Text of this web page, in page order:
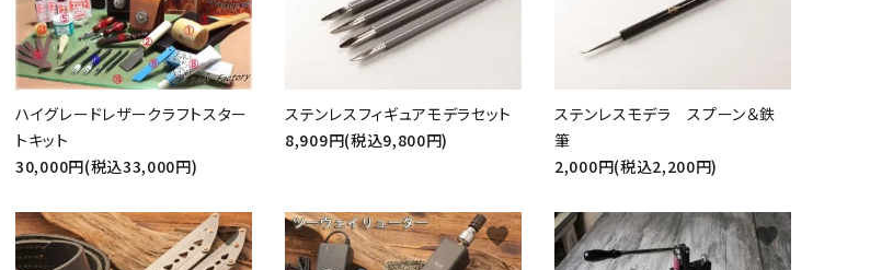
ハイグレードレザークラフトスター
トキット
30,000円(税込33,000円)
ステンレスフィギュアモデラセット
8,909円(税込9,800円)
ステンレスモデラ スプーン＆鉄
筆
2,000円(税込2,200円)
favorite favorite favorite
close